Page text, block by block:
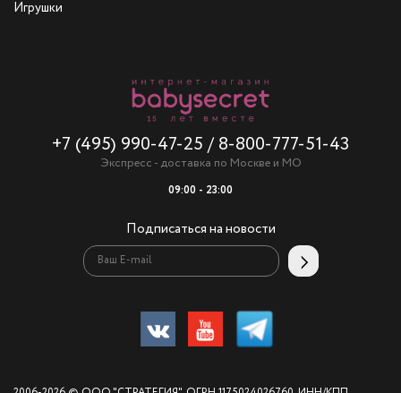
Игрушки
+7 (495) 990-47-25 / 8-800-777-51-43
Экспресс - доставка по Москве и МО
09:00 - 23:00
Подписаться на новости